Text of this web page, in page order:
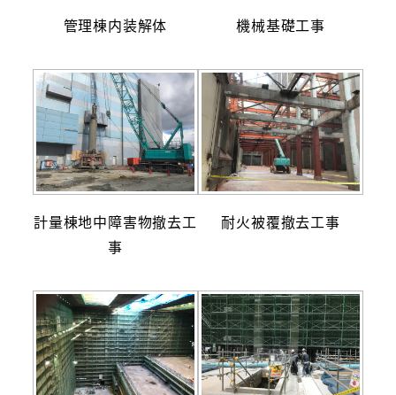
管理棟内装解体 機械基礎工事
計量棟地中障害物撤去工
事
耐火被覆撤去工事